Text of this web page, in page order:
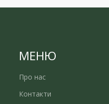
МЕНЮ
Про нас
Контакти